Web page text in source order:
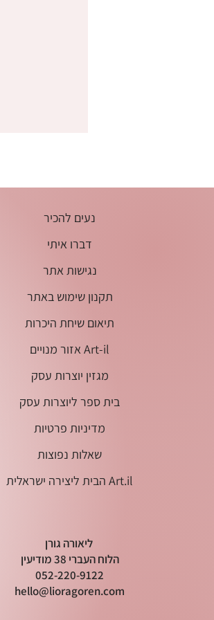
נעים להכיר
דברו איתי
נגישות אתר
תקנון שימוש באתר
תיאום שיחת היכרות
אזור מנויים Art-il
מגזין יוצרות עסק
בית ספר ליוצרות עסק
מדיניות פרטיות
שאלות נפוצות
הבית ליצירה ישראלית Art.il
ליאורה גורן
הלוח העברי 38 מודיעין
052-220-9122
hello@lioragoren.com